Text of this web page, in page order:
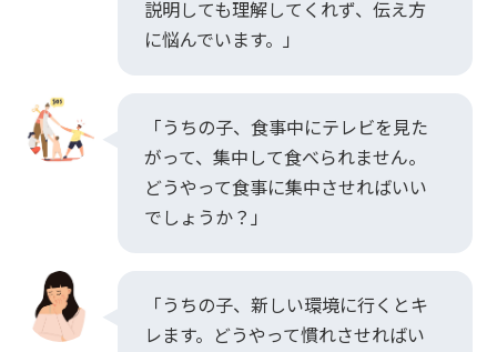
説明しても理解してくれず、伝え方
に悩んでいます。」
「うちの子、食事中にテレビを見た
がって、集中して食べられません。
どうやって食事に集中させればいい
でしょうか？」
「うちの子、新しい環境に行くとキ
レます。どうやって慣れさせればい